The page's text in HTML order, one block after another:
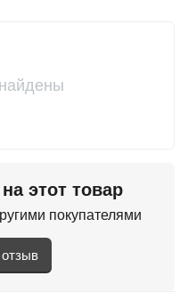
этот товар
покупателями